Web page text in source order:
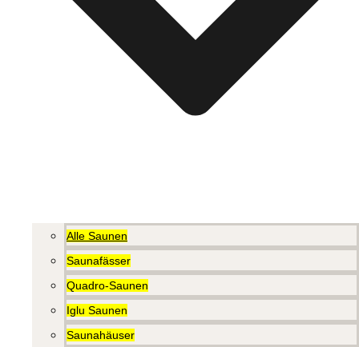
Alle Saunen
Saunafässer
Quadro-Saunen
Iglu Saunen
Saunahäuser